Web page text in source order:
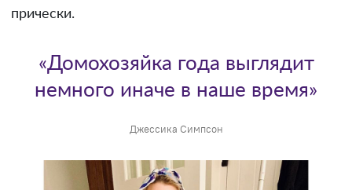
прически.
Джессика Симпсон
«Домохозяйка года выглядит
немного иначе в наше время»